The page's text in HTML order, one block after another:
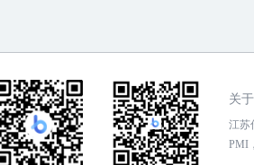
关
江苏
PMI